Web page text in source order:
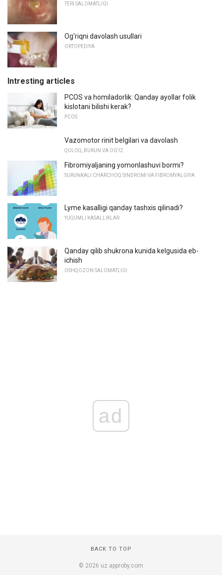
TERI SALOMATLIGI
Og'riqni davolash usullari
ORTOPEDIYA
Intresting articles
PCOS va homiladorlik: Qanday ayollar folik
kislotani bilishi kerak?
PCOS
Vazomotor rinit belgilari va davolash
QULOQ, BURUN VA OG'IZ
Fibromiyaljaning yomonlashuvi bormi?
SURUNKALI CHARCHOQ SINDROMI VA FIBROMYALGIYA
Lyme kasalligi qanday tashxis qilinadi?
YUQUMLI KASALLIKLAR
Qanday qilib shukrona kunida kelgusida eb-
ichish
OSHQOZON SALOMATLIGI
ad
BACK TO TOP
© 2026 uz.approby.com